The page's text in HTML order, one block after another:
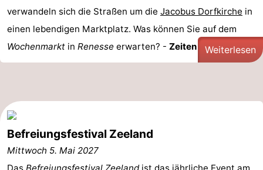
verwandeln sich die Straßen um die Jacobus Dorfkirche in
einen lebendigen Marktplatz. Was können Sie auf dem
Wochenmarkt in Renesse erwarten? - Zeiten und ...Weiterlesen
Befreiungsfestival Zeeland
Mittwoch 5. Mai 2027